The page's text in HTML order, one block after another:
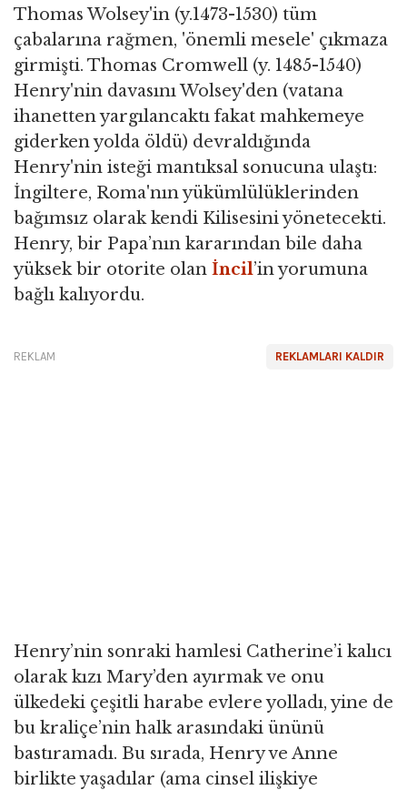
Thomas Wolsey'in (y.1473-1530) tüm
çabalarına rağmen, 'önemli mesele' çıkmaza
girmişti. Thomas Cromwell (y. 1485-1540)
Henry'nin davasını Wolsey'den (vatana
ihanetten yargılancaktı fakat mahkemeye
giderken yolda öldü) devraldığında
Henry'nin isteği mantıksal sonucuna ulaştı:
İngiltere, Roma'nın yükümlülüklerinden
bağımsız olarak kendi Kilisesini yönetecekti.
Henry, bir Papa’nın kararından bile daha
yüksek bir otorite olan İncil’in yorumuna
bağlı kalıyordu.
REKLAMLARI KALDIR
REKLAM
Henry’nin sonraki hamlesi Catherine’i kalıcı
olarak kızı Mary’den ayırmak ve onu
ülkedeki çeşitli harabe evlere yolladı, yine de
bu kraliçe’nin halk arasındaki ününü
bastıramadı. Bu sırada, Henry ve Anne
birlikte yaşadılar (ama cinsel ilişkiye